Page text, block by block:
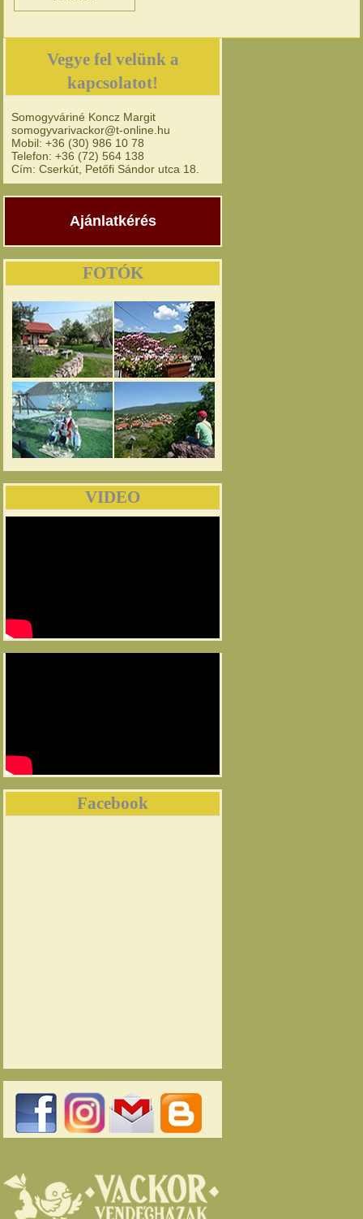
Vegye fel velünk a
kapcsolatot!
Somogyváriné Koncz Margit
somogyvarivackor@t-online.hu
Mobil: +36 (30) 986 10 78
Telefon: +36 (72) 564 138
Cím: Cserkút, Petőfi Sándor utca 18.
Ajánlatkérés
FOTÓK
VIDEO
Facebook